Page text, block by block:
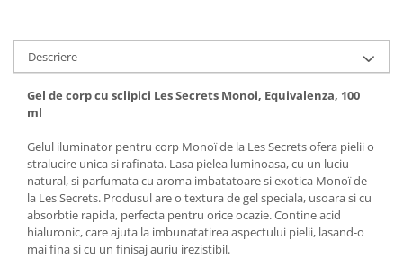
Descriere
Gel de corp cu sclipici Les Secrets Monoi, Equivalenza, 100
ml
Gelul iluminator pentru corp Monoï de la Les Secrets ofera pielii o
stralucire unica si rafinata. Lasa pielea luminoasa, cu un luciu
natural, si parfumata cu aroma imbatatoare si exotica Monoï de
la Les Secrets. Produsul are o textura de gel speciala, usoara si cu
absorbtie rapida, perfecta pentru orice ocazie. Contine acid
hialuronic, care ajuta la imbunatatirea aspectului pielii, lasand-o
mai fina si cu un finisaj auriu irezistibil.